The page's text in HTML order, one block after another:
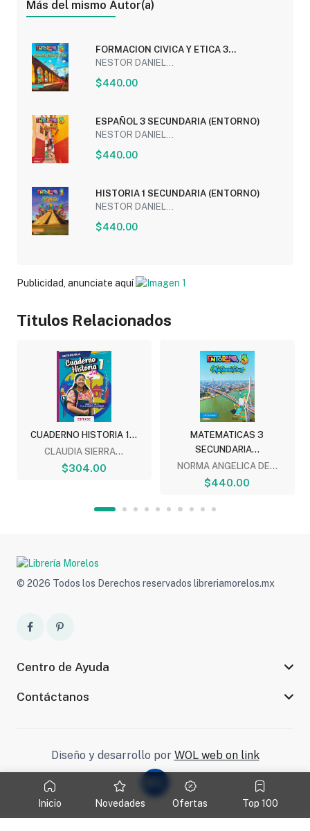
Inicio Novedades Ofertas Top 100
Más del mismo Autor(a)
FORMACION CIVICA Y ETICA 3
SECUNDARIA (ENTORNO)
NESTOR DANIEL...
$440.00
ESPAÑOL 3 SECUNDARIA (ENTORNO)
NESTOR DANIEL...
$440.00
HISTORIA 1 SECUNDARIA (ENTORNO)
NESTOR DANIEL...
$440.00
Publicidad, anunciate aquí
Titulos Relacionados
CUADERNO HISTORIA 1...
CLAUDIA SIERRA...
$304.00
MATEMATICAS 3
SECUNDARIA...
NORMA ANGELICA DE...
$440.00
© 2026 Todos los Derechos reservados libreriamorelos.mx
Centro de Ayuda
Contáctanos
Diseño y desarrollo por WOL web on link